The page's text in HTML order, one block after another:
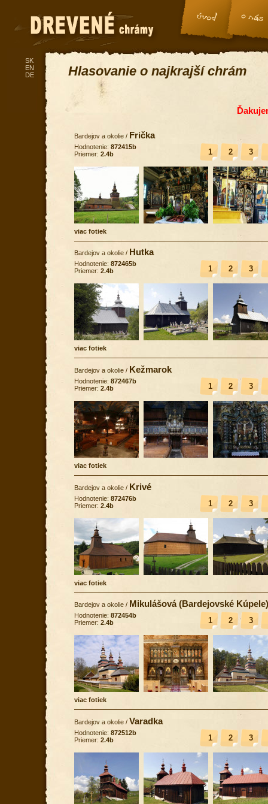
Hlasovanie o najkrajší chrám
Bardejov a okolie / Frička
1 2 3
Hodnotenie: 872415b
Priemer: 2.4b
viac fotiek
Bardejov a okolie / Hutka
1 2 3
Hodnotenie: 872465b
Priemer: 2.4b
viac fotiek
Bardejov a okolie / Kežmarok
1 2 3
Hodnotenie: 872467b
Priemer: 2.4b
viac fotiek
Bardejov a okolie / Krivé
1 2 3
Hodnotenie: 872476b
Priemer: 2.4b
viac fotiek
Bardejov a okolie / Mikulášová (Bardejovské Kúpele)
1 2 3
Hodnotenie: 872454b
Priemer: 2.4b
viac fotiek
Bardejov a okolie / Varadka
1 2 3
Hodnotenie: 872512b
Priemer: 2.4b
SK
EN
DE